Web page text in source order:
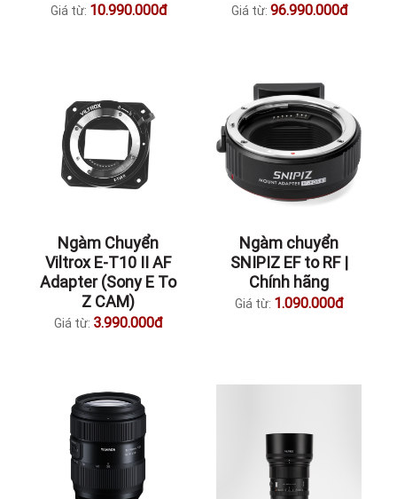
Giá từ: 10.990.000đ Giá từ: 96.990.000đ
Ngàm Chuyển
Viltrox E-T10 II AF
Adapter (Sony E To
Z CAM)
Giá từ: 3.990.000đ
Ngàm chuyển
SNIPIZ EF to RF |
Chính hãng
Giá từ: 1.090.000đ